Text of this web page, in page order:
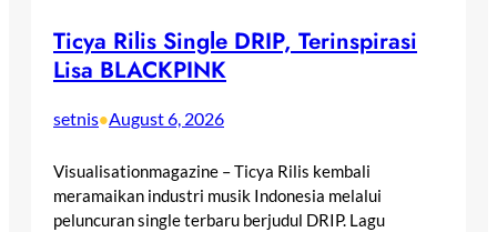
Ticya Rilis Single DRIP, Terinspirasi
Lisa BLACKPINK
setnis•August 6, 2026
Visualisationmagazine – Ticya Rilis kembali
meramaikan industri musik Indonesia melalui
peluncuran single terbaru berjudul DRIP. Lagu